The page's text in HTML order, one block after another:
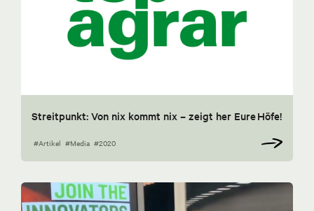
Streitpunkt: Von nix kommt nix – zeigt her Eure Höfe!
#Artikel #Media #2020